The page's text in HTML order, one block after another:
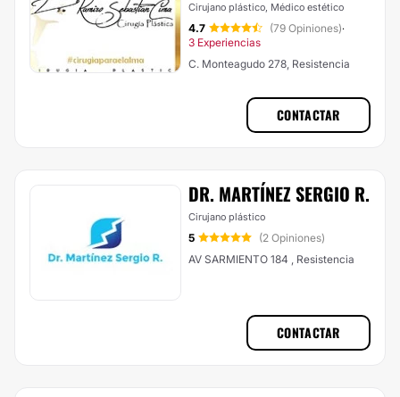
Cirujano plástico, Médico estético
4.7 (79 Opiniones)·
3 Experiencias
C. Monteagudo 278, Resistencia
CONTACTAR
DR. MARTÍNEZ SERGIO R.
Cirujano plástico
5
(2 Opiniones)
AV SARMIENTO 184 , Resistencia
CONTACTAR